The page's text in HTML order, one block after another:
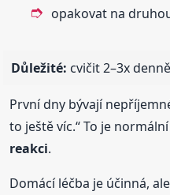
opakovat na
Důležité: cvičit 2–3x
První dny bývají
to ještě víc.“ To je
reakci.
Domácí léčba je účinná,